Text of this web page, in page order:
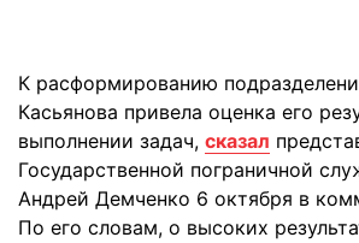
К расформированию
Касьянова привела оценка его
выполнении задач, сказал
Государственной пограничной
Андрей Демченко 6 октября в
По его словам, о высоких